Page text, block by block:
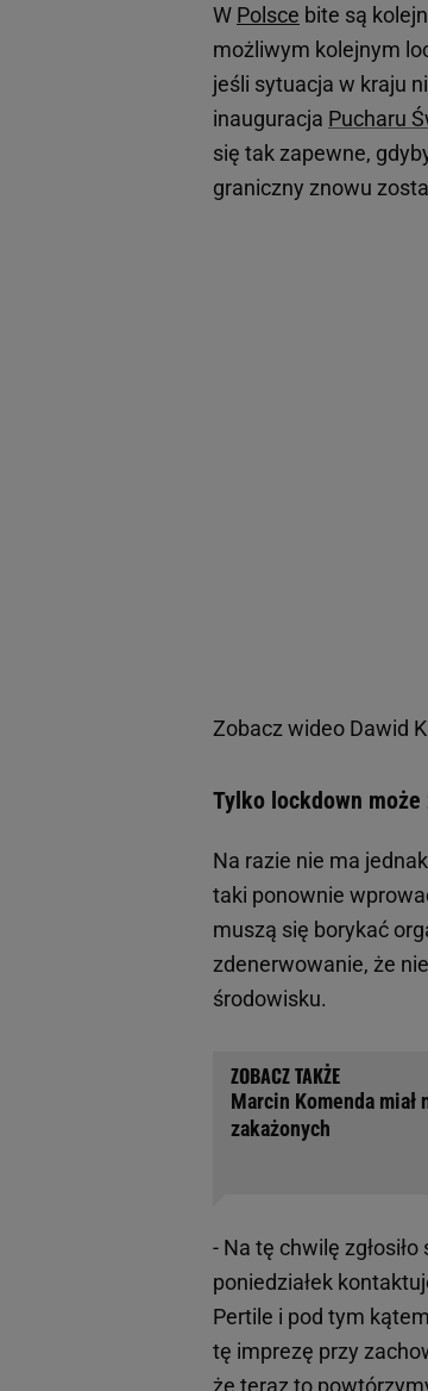
W Polsce bite są
możliwym kolejnym
jeśli sytuacja w kraju
inauguracja Pucharu
się tak zapewne,
graniczny znowu
Zobacz wideo Dawid
Tylko lockdown może
Na razie nie ma
taki ponownie
muszą się borykać
zdenerwowanie, że
środowisku.
Marcin Komenda
zakażonych
- Na tę chwilę
poniedziałek
Pertile i pod tym
tę imprezę przy
że teraz to